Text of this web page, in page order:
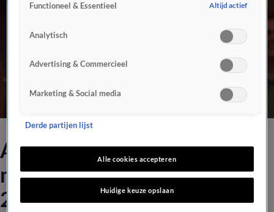
Aflevering Vandaag Inside
met Özcan Akyol, maandag
24 april 2023
Functioneel & Essentieel Altijd actief
Analytisch
Advertising & Commercieel
Marketing & Social media
Derde partijen lijst
Alle cookies accepteren
Huidige keuze opslaan